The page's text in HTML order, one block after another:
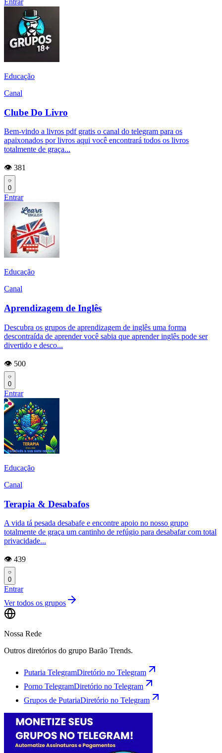
Entrar
Educação
Canal
Clube Do Livro
Bem-vindo a livros pdf gratis o canal do telegram para os
apaixonados por livros aqui você encontrará todos os livros
totalmente de graça...
👁️ 381
0
Entrar
Educação
Canal
Aprendizagem de Inglês
Descubra os grupos de aprendizagem de inglês uma forma
descontraída de aprender você sabia que aprender inglês pode ser
divertido e desco...
👁️ 500
0
Entrar
Educação
Canal
Terapia & Desabafos
A vida tá pesada desabafe e encontre apoio no nosso grupo
totalmente de graça um cantinho de refúgio para desabafar com total
privacidade...
👁️ 439
0
Entrar
Ver todos os grupos
Nossa Rede
Outros diretórios do grupo Barão Trends.
Putaria TelegramDiretório no Telegram
Porno TelegramDiretório no Telegram
Grupos de PutariaDiretório no Telegram